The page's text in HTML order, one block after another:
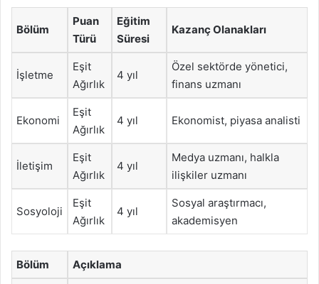
Bölüm
Puan
Türü
Eğitim
Süresi
Kazanç Olanakları
İşletme
Eşit
Ağırlık
4 yıl
Özel sektörde yönetici,
finans uzmanı
Ekonomi
Eşit
Ağırlık
4 yıl Ekonomist, piyasa analisti
İletişim
Eşit
Ağırlık
4 yıl
Medya uzmanı, halkla
ilişkiler uzmanı
Sosyoloji
Eşit
Ağırlık
4 yıl
Sosyal araştırmacı,
akademisyen
Bölüm Açıklama